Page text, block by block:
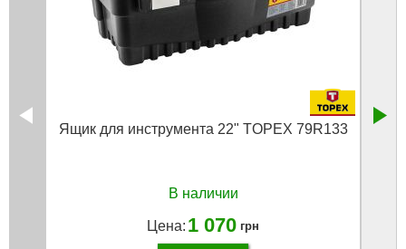
Ящик для инструмента 22" TOPEX 79R133
В наличии
Цена: 1 070 грн